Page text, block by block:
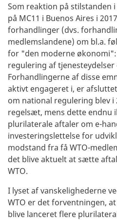
Som reaktion på stilstanden
på MC11 i Buenos Aires i
forhandlinger (dvs.
medlemslandene) om bl.a.
for "den moderne
regulering af
Forhandlingerne af disse
aktivt engageret i, er
om national regulering blev i
regelsæt, mens dette endnu
plurilaterale aftaler om e-
investeringslettelse for
modstand fra få WTO-
det blive aktuelt at sætte
WTO.
I lyset af vanskelighederne
WTO er det forventningen,
blive lanceret flere